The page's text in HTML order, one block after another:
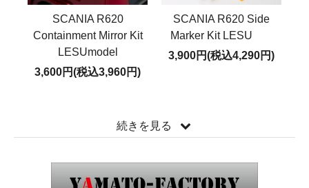
SCANIA R620
Containment Mirror Kit
LESUmodel
3,600円(税込3,960円)
SCANIA R620 Side
Marker Kit LESU
3,900円(税込4,290円)
続きを見る